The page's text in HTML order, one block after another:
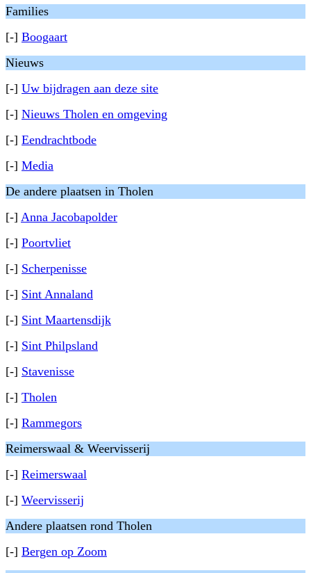
Families
[-] Boogaart
Nieuws
[-] Uw bijdragen aan deze site
[-] Nieuws Tholen en omgeving
[-] Eendrachtbode
[-] Media
De andere plaatsen in Tholen
[-] Anna Jacobapolder
[-] Poortvliet
[-] Scherpenisse
[-] Sint Annaland
[-] Sint Maartensdijk
[-] Sint Philpsland
[-] Stavenisse
[-] Tholen
[-] Rammegors
Reimerswaal & Weervisserij
[-] Reimerswaal
[-] Weervisserij
Andere plaatsen rond Tholen
[-] Bergen op Zoom